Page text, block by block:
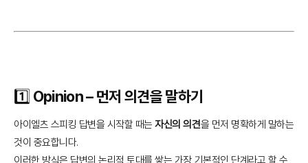
1️⃣ Opinion – 먼저 의견을 말하기
아이엘츠 스피킹 답변을 시작할 때는자신의 의견을 먼저 명확하게 말하는
것이 중요합니다.
이러한 방식은 답변의 논리적 토대를 쌓는 가장 기본적인 단계라고 할 수